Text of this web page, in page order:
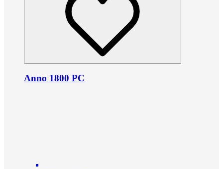
Anno 1800 PC